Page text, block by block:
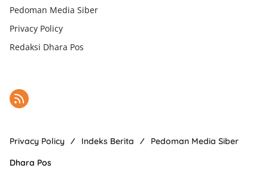
Pedoman Media Siber
Privacy Policy
Redaksi Dhara Pos
Privacy Policy Indeks Berita
Pedoman Media Siber
Dhara Pos